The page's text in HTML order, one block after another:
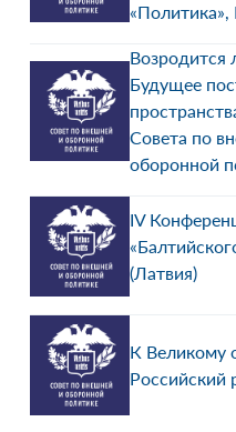
Возродится
Будущее
Совета по
оборонной
IV
(Латвия)
К Великому
Российский